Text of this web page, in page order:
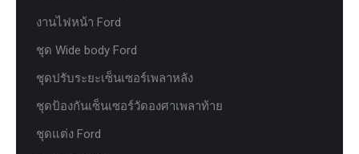
งานไฟหน้า Ford
ชุด Wide body Ford
ชุดปรับระยะเซ็นเซอร์เพลาหลัง
ชุดป้องกันเซ็นเซอร์วัดองศาเพลาท้าย
ชุดแต่ง Ford